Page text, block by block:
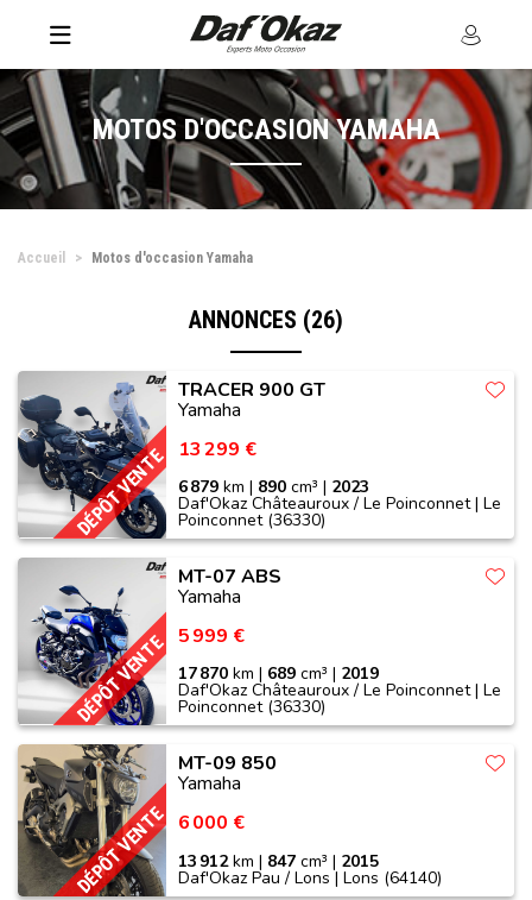
MOTOS D'OCCASION YAMAHA
Accueil Motos d'occasion Yamaha
ANNONCES (26)
DÉPÔT VENTE
TRACER 900 GT
Yamaha
13 299 €
6 879 km | 890 cm³ | 2023
Daf'Okaz Châteauroux / Le Poinconnet | Le
Poinconnet (36330)
DÉPÔT VENTE
MT-07 ABS
Yamaha
5 999 €
17 870 km | 689 cm³ | 2019
Daf'Okaz Châteauroux / Le Poinconnet | Le
Poinconnet (36330)
DÉPÔT VENTE
MT-09 850
Yamaha
6 000 €
13 912km | 847 cm³ | 2015
Daf'Okaz Pau / Lons | Lons (64140)